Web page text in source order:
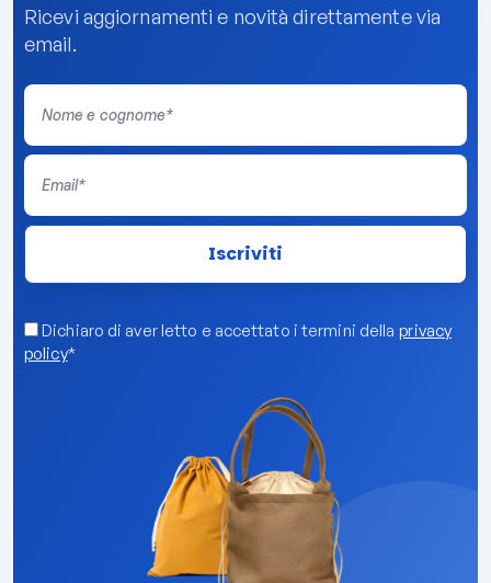
Ricevi aggiornamenti e novità direttamente via
email.
Dichiaro di aver letto e accettato i termini della privacy
policy*